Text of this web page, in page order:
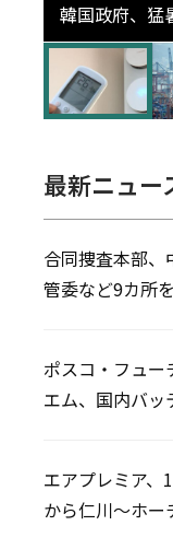
韓国政府、猛
高更新の可
検
最新ニュー
合同捜査本部、
管委など9カ所
ポスコ・フュー
エム、国内バッ
エアプレミア、
から仁川〜ホー